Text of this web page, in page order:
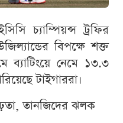
চ্যাম্পিয়ন্স ট্রফির
বিপক্ষে শক্ত
ব্যাটিংয়ে নেমে ১৩.৩
টাইগাররা।
তানজিদের ঝলক